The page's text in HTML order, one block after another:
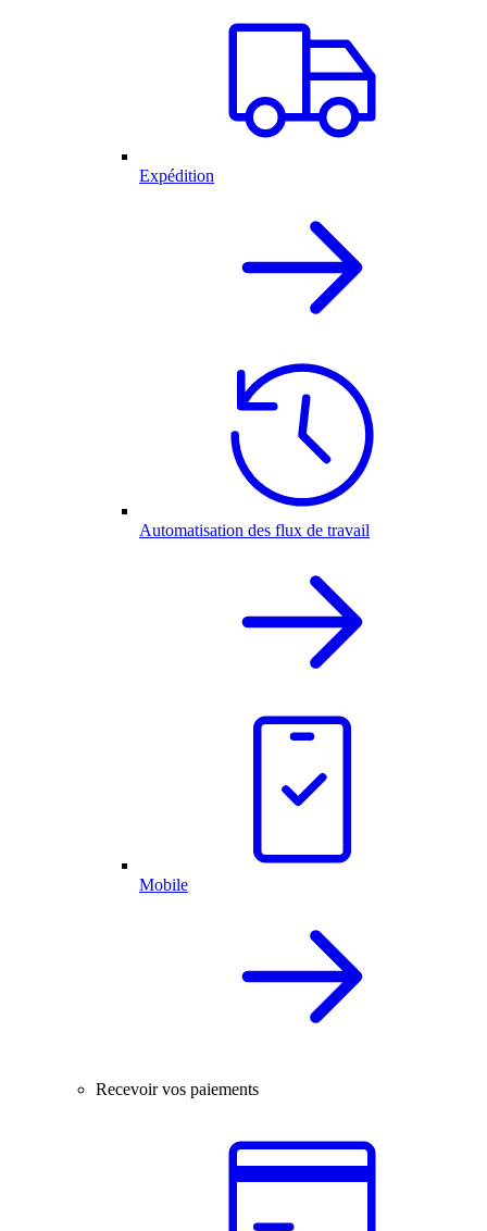
Expédition
Automatisation des flux de travail
Mobile
Recevoir vos paiements